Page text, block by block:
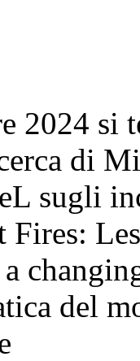
2024 si
di
sugli
Fires:
del